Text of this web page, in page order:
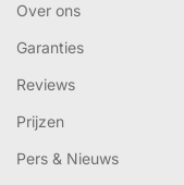
Over ons
Garanties
Reviews
Prijzen
Pers & Nieuws